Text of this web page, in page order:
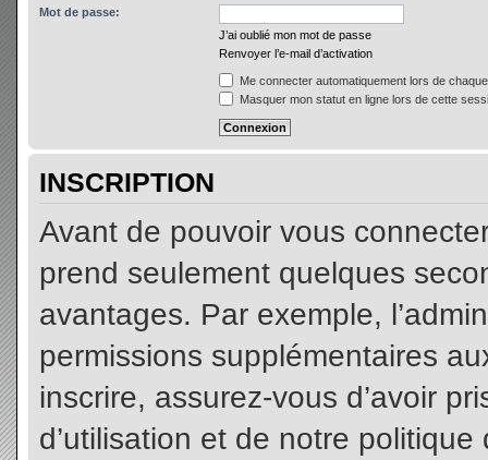
Mot de passe:
J’ai oublié mon mot de passe
Renvoyer l’e-mail d’activation
Me connecter automatiquement lors de
Masquer mon statut en ligne lors de cette
INSCRIPTION
Avant de pouvoir vous
prend seulement quelques
avantages. Par exemple,
permissions supplémentaires
inscrire, assurez-vous d’avoir
d’utilisation et de notre